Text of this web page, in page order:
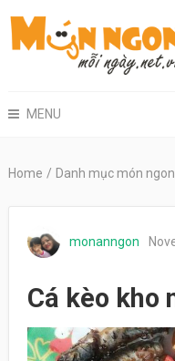
MENU
Home / Danh mục món ngon
monanngon
Cá kèo kho